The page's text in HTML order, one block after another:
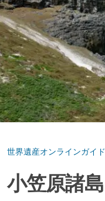
世界遺産オンラインガイド
小笠原諸島